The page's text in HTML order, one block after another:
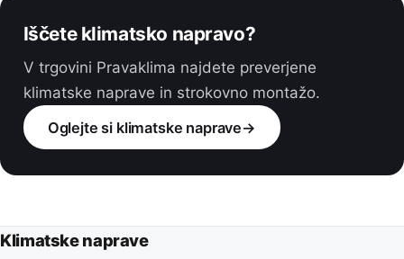
Iščete klimatsko napravo?
V trgovini Pravaklima najdete preverjene
klimatske naprave in strokovno montažo.
Oglejte si klimatske naprave→
Klimatske naprave